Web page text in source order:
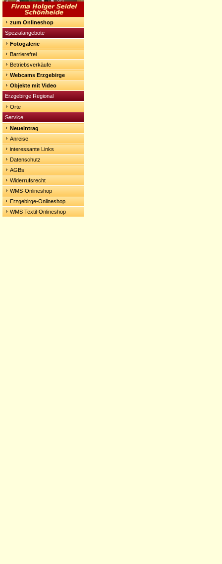
zum Onlineshop
Spezialangebote
Fotogalerie
Barrierefrei
Betriebsverkäufe
Webcams Erzgebirge
Objekte mit Video
Erzgebirge Regional
Orte
Service
Neueintrag
Anreise
interessante Links
Datenschutz
AGBs
Widerrufsrecht
WMS-Onlineshop
Erzgebirge-Onlineshop
WMS Textil-Onlineshop